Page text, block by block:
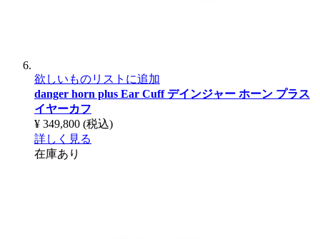
欲しいものリストに追加
danger horn plus Ear Cuffデインジャー ホーン プラス
イヤーカフ
¥ 349,800 (税込)
詳しく見る
在庫あり